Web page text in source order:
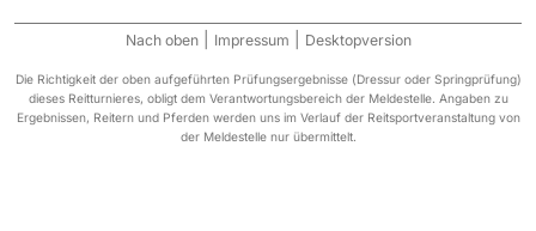
Nach oben Impressum Desktopversion
Die Richtigkeit der oben aufgeführten Prüfungsergebnisse (Dressur oder Springprüfung)
dieses Reitturnieres, obligt dem Verantwortungsbereich der Meldestelle. Angaben zu
Ergebnissen, Reitern und Pferden werden uns im Verlauf der Reitsportveranstaltung von
der Meldestelle nur übermittelt.